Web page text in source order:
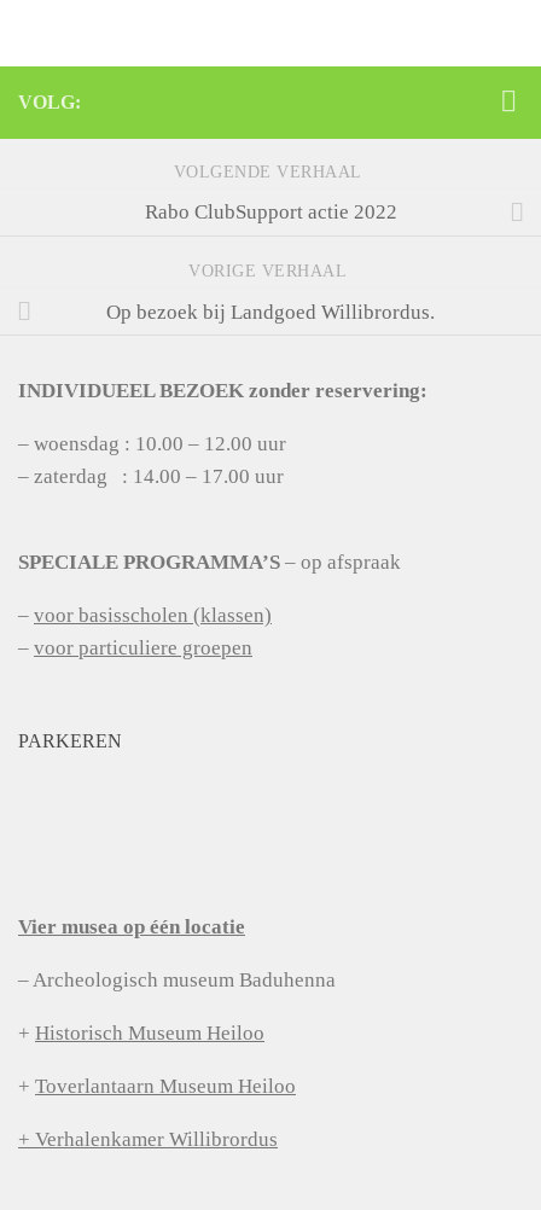
VOLG:
VOLGENDE VERHAAL
Rabo ClubSupport actie 2022
VORIGE VERHAAL
Op bezoek bij Landgoed Willibrordus.
INDIVIDUEEL BEZOEK zonder reservering:
– woensdag : 10.00 – 12.00 uur
– zaterdag : 14.00 – 17.00 uur
SPECIALE PROGRAMMA’S – op afspraak
– voor basisscholen (klassen)
– voor particuliere groepen
PARKEREN
Vier musea op één locatie
– Archeologisch museum Baduhenna
+ Historisch Museum Heiloo
+ Toverlantaarn Museum Heiloo
+ Verhalenkamer Willibrordus